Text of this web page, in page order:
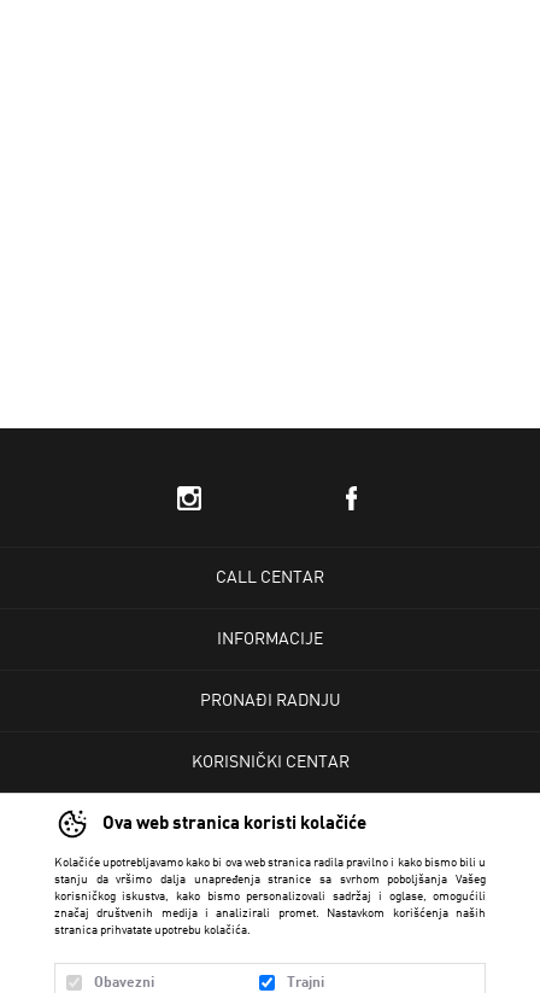
Ova web stranica koristi kolačiće
Kolačiće upotrebljavamo kako bi ova web stranica radila pravilno i kako bismo bili u
stanju da vršimo dalja unapređenja stranice sa svrhom poboljšanja Vašeg
korisničkog iskustva, kako bismo personalizovali sadržaj i oglase, omogućili
značaj društvenih medija i analizirali promet. Nastavkom korišćenja naših
stranica prihvatate upotrebu kolačića.
Obavezni Trajni
CALL CENTAR
INFORMACIJE
PRONAĐI RADNJU
KORISNIČKI CENTAR
USLOVI PRODAJE